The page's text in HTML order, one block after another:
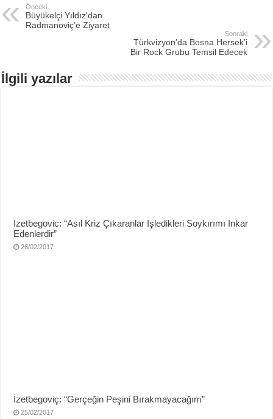
Önceki
Büyükelçi Yıldız’dan
Radmanoviç’e Ziyaret
Sonraki
Türkvizyon’da Bosna Hersek’i
Bir Rock Grubu Temsil Edecek
İlgili yazılar
Izetbegovic: “Asıl Kriz Çıkaranlar Işledikleri Soykırımı Inkar
Edenlerdir”
26/02/2017
İzetbegoviç: “Gerçeğin Peşini Bırakmayacağım”
25/02/2017